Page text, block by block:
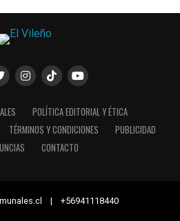
POLÍTICA EDITORIAL Y ÉTICA
TÉRMINOS Y CONDICIONES
PUBLICIDAD
CONTACTO
| +56941118440